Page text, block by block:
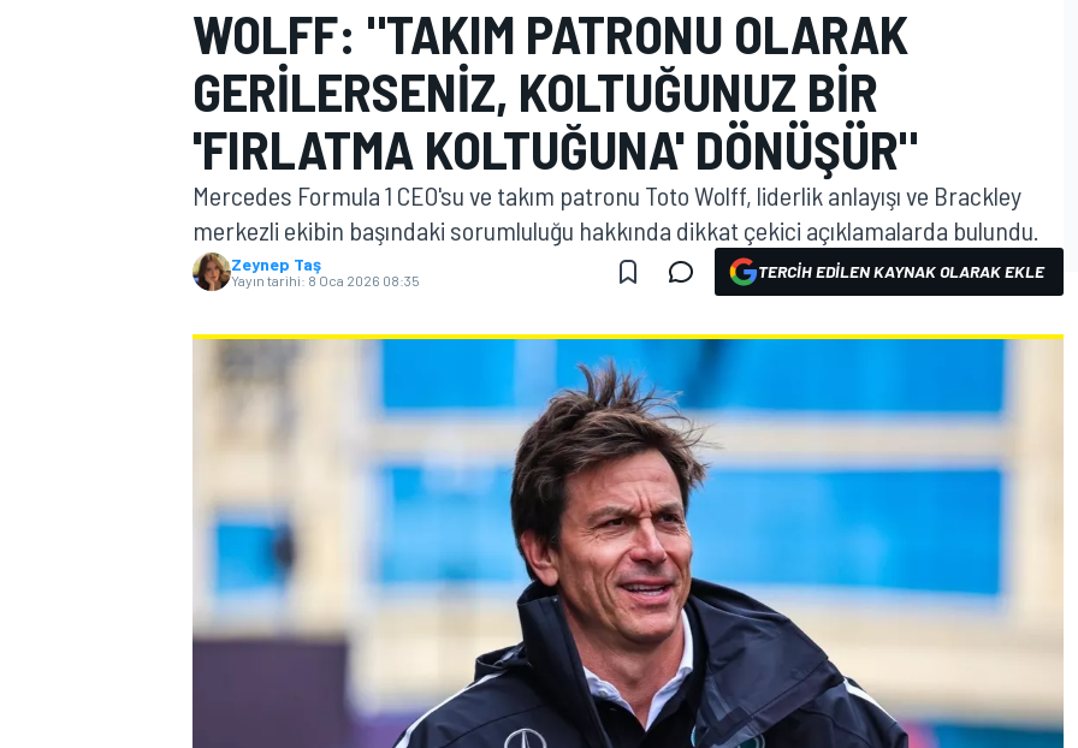
MOTOGP
WOLFF: "TAKIM PATRONU OLARAK
GERILERSENIZ, KOLTUĞUNUZ BIR
'FIRLATMA KOLTUĞUNA' DÖNÜŞÜR"
Mercedes Formula 1 CEO'su ve takım patronu Toto Wolff, liderlik anlayışı ve Brackley
merkezli ekibin başındaki sorumluluğu hakkında dikkat çekici açıklamalarda bulundu.
Zeynep Taş
Yayın tarihi: 8 Oca 2026 08:35 TERCIH EDILEN KAYNAK OLARAK EKLE